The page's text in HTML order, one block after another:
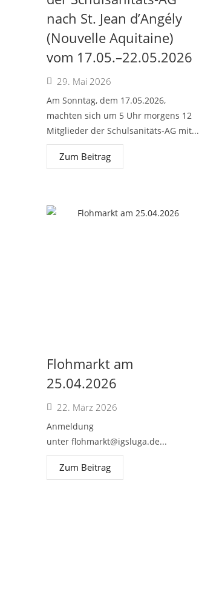
nach St. Jean d’Angély
(Nouvelle Aquitaine)
vom 17.05.–22.05.2026
29. Mai 2026
Am Sonntag, dem 17.05.2026,
machten sich um 5 Uhr morgens 12
Mitglieder der Schulsanitäts-AG mit...
Zum Beitrag
Flohmarkt am
25.04.2026
22. März 2026
Anmeldung
unterflohmarkt@igsluga.de...
Zum Beitrag